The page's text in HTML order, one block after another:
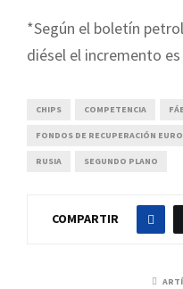
*Según el boletín
diésel el incremento
CHIPS COMPETENCIA
FONDOS DE RECUPERACIÓN
RUSIA SEGUNDO PLANO
COMPARTIR